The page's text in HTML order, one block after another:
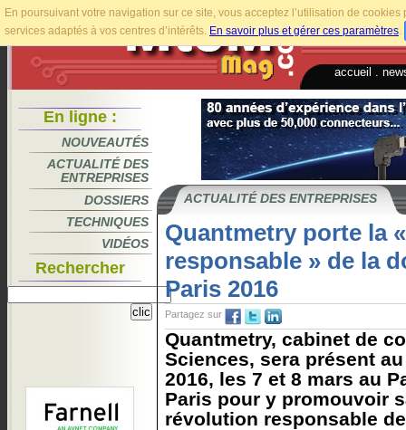
En poursuivant votre navigation sur ce site, vous acceptez l’utilisation de
services adaptés à vos centres d’intérêts. En savoir plus et gérer ces paramètres.
accueil
En ligne :
NOUVEAUTÉS
ACTUALITÉ DES
ENTREPRISES
DOSSIERS
TECHNIQUES
VIDÉOS
Rechercher
ACTUALITÉ DES ENTREPRISES
Quantmetry porte la
responsable » de la
Paris 2016
Partagez sur
Quantmetry, cabinet de
Sciences, sera présent
2016, les 7 et 8 mars au
Paris pour y promouvoir
révolution responsable